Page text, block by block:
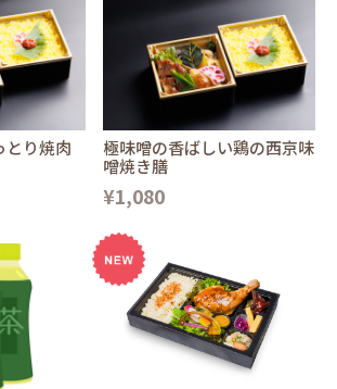
とり焼肉
極味噌の香ばしい鶏の西京味
噌焼き膳
¥1,080